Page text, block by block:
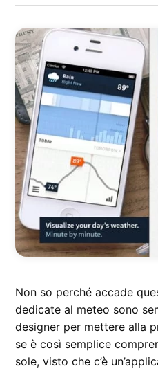
Non so perché accade
dedicate al meteo sono
designer per mettere alla
se è così semplice
sole, visto che c’è